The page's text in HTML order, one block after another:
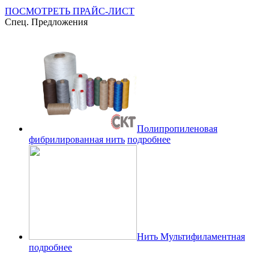
ПОСМОТРЕТЬ ПРАЙС-ЛИСТ
Спец. Предложения
Полипропиленовая
фибрилированная нить подробнее
Нить Мультифиламентная
подробнее